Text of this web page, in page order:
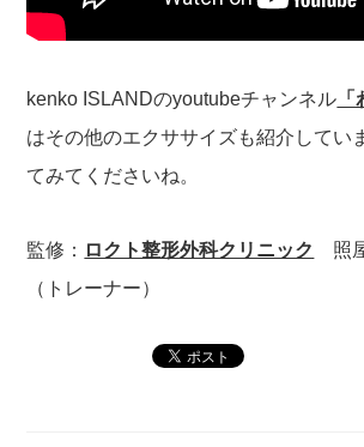
kenko ISLANDのyoutubeチャンネル
はその他のエクササイズも紹介してい
てみてくださいね。
監修： ロクト整形外科クリニック
照
（トレーナー）